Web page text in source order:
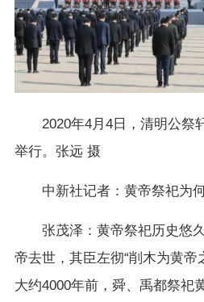
2020年4月4日，清明公祭
举行。张远 摄
中新社记者：黄帝祭祀为
张茂泽：黄帝祭祀历史悠
帝去世，其臣左彻“削木为黄帝
大约4000年前，舜、禹都祭祀